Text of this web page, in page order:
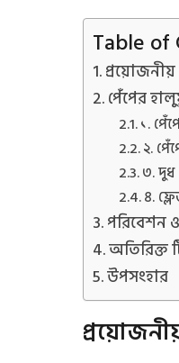
Table of
পেঁপের
১.
২.
৩. দুধ
৪.
পরিবেশন
অতিরিক্ত
উপসংহার